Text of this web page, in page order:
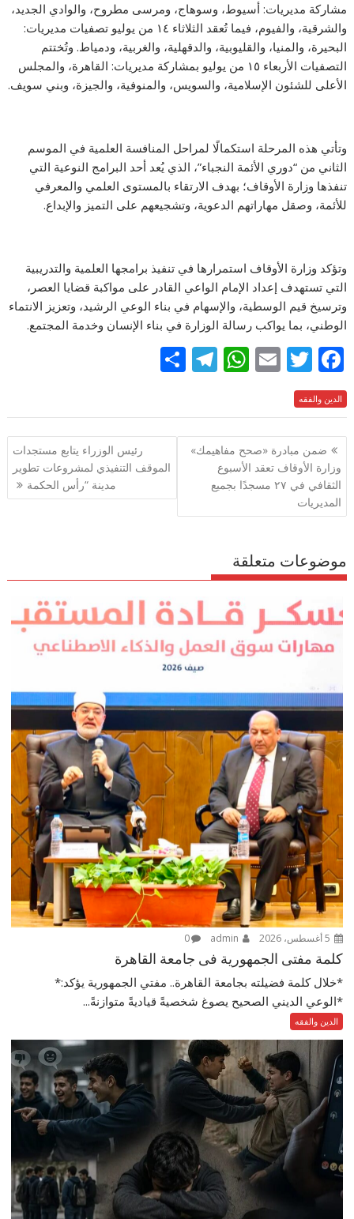
مشاركة مديريات: أسيوط، وسوهاج، ومرسى مطروح، والوادي الجديد،
والشرقية، والفيوم، فيما تُعقد الثلاثاء ١٤ من يوليو تصفيات مديريات:
البحيرة، والمنيا، والقليوبية، والدقهلية، والغربية، ودمياط. وتُختتم
التصفيات الأربعاء ١٥ من يوليو بمشاركة مديريات: القاهرة، والمجلس
الأعلى للشئون الإسلامية، والسويس، والمنوفية، والجيزة، وبني سويف.
وتأتي هذه المرحلة استكمالًا لمراحل المنافسة العلمية في الموسم
الثاني من “دوري الأئمة النجباء”، الذي يُعد أحد البرامج النوعية التي
تنفذها وزارة الأوقاف؛ بهدف الارتقاء بالمستوى العلمي والمعرفي
للأئمة، وصقل مهاراتهم الدعوية، وتشجيعهم على التميز والإبداع.
وتؤكد وزارة الأوقاف استمرارها في تنفيذ برامجها العلمية والتدريبية
التي تستهدف إعداد الإمام الواعي القادر على مواكبة قضايا العصر،
وترسيخ قيم الوسطية، والإسهام في بناء الوعي الرشيد، وتعزيز الانتماء
الوطني، بما يواكب رسالة الوزارة في بناء الإنسان وخدمة المجتمع.
F
ac
e
b
o
o
k
T
itt
er
E
ai
l
W
at
s
A
p
p
T
e
gr
a
ar
e
الدين والفقه
تصفّح
المقالات
ضمن مبادرة «صحح مفاهيمك»
وزارة الأوقاف تعقد الأسبوع
الثقافي في ٢٧ مسجدًا بجميع
المديريات
رئيس الوزراء يتابع مستجدات
الموقف التنفيذي لمشروعات تطوير
مدينة “رأس الحكمة
موضوعات متعلقة
0
كلمة مفتى الجمهورية فى جامعة القاهرة
*خلال كلمة فضيلته بجامعة القاهرة.. مفتي الجمهورية يؤكد:*
*الوعي الديني الصحيح يصوغ شخصيةً قياديةً متوازنةً...
الدين والفقه